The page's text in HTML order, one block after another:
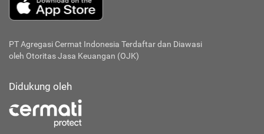
PT Agregasi Cermat Indonesia Terdaftar dan Diawasi
oleh Otoritas Jasa Keuangan (OJK)
Didukung oleh